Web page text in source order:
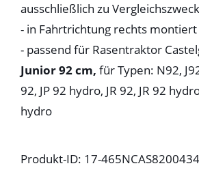
ausschließlich zu
- in Fahrtrichtung rechts
- passend für Rasentraktor
Junior 92 cm, für Typen: N92,
92, JP 92 hydro, JR 92, JR 92
hydro
Produkt-ID: 17-